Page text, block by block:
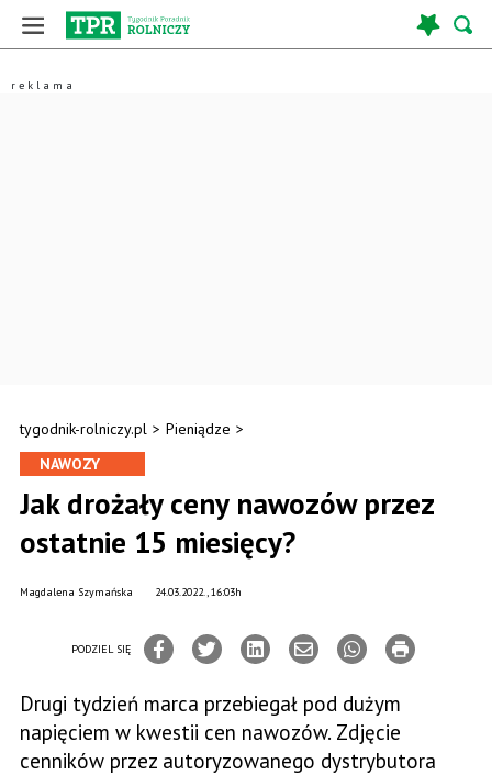
tygodnik-rolniczy.pl > Pieniądze >
NAWOZY
Jak drożały ceny nawozów przez
ostatnie 15 miesięcy?
24.03.2022., 16:03h
Magdalena Szymańska
PODZIEL SIĘ
Drugi tydzień marca przebiegał pod dużym
napięciem w kwestii cen nawozów. Zdjęcie
cenników przez autoryzowanego dystrybutora